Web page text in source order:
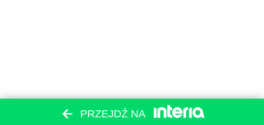
PRZEJDŹ NA